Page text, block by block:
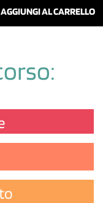
AGGIUNGI AL CARRELLO